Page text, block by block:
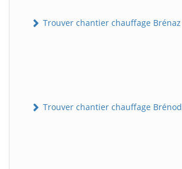
Trouver chantier chauffage Brénaz
Trouver chantier chauffage Brénod